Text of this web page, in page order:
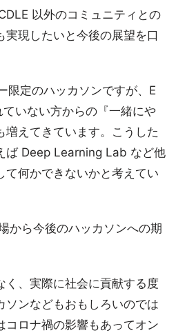
以外のコミュニティとの
実現したいと今後の展望を口
限定のハッカソンですが、E
いない方からの『一緒にや
増えてきています。こうした
ば Deep Learning Lab など他
て何かできないかと考えてい
から今後のハッカソンへの期
く、実際に社会に貢献する度
ソンなどもおもしろいのでは
コロナ禍の影響もあってオン